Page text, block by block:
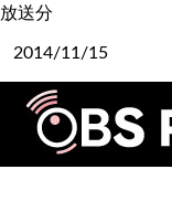
放送分
2014/11/15